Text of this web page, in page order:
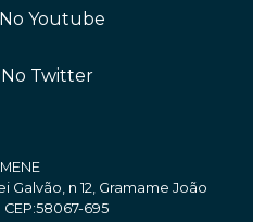
No Youtube
No Twitter
Galvão, n 12, Gramame João
695